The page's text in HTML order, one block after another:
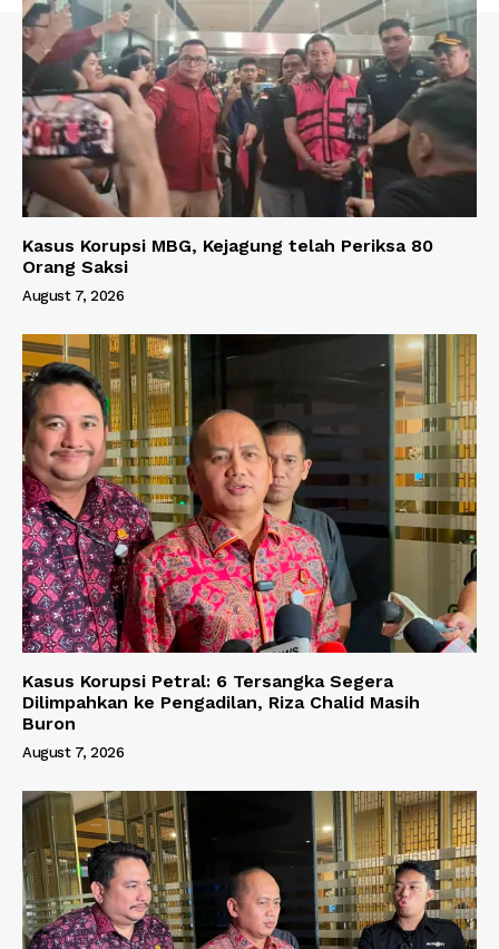
Kasus Korupsi MBG, Kejagung telah Periksa 80
Orang Saksi
August 7, 2026
Kasus Korupsi Petral: 6 Tersangka Segera
Dilimpahkan ke Pengadilan, Riza Chalid Masih
Buron
August 7, 2026